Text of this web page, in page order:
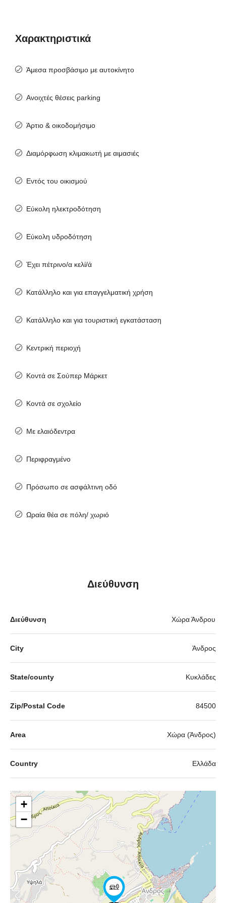
Χαρακτηριστικά
Άμεσα προσβάσιμο με αυτοκίνητο
Ανοιχτές θέσεις parking
Άρτιο & οικοδομήσιμο
Διαμόρφωση κλιμακωτή με αιμασιές
Εντός του οικισμού
Εύκολη ηλεκτροδότηση
Εύκολη υδροδότηση
Έχει πέτρινο/α κελί/ά
Κατάλληλο και για επαγγελματική χρήση
Κατάλληλο και για τουριστική εγκατάσταση
Κεντρική περιοχή
Κοντά σε Σούπερ Μάρκετ
Κοντά σε σχολείο
Με ελαιόδεντρα
Περιφραγμένο
Πρόσωπο σε ασφάλτινη οδό
Ωραία θέα σε πόλη/ χωριό
Διεύθυνση
Διεύθυνση Χώρα Άνδρου
City Άνδρος
State/county Κυκλάδες
Zip/Postal Code 84500
Area Χώρα (Άνδρος)
Country Ελλάδα
+
−